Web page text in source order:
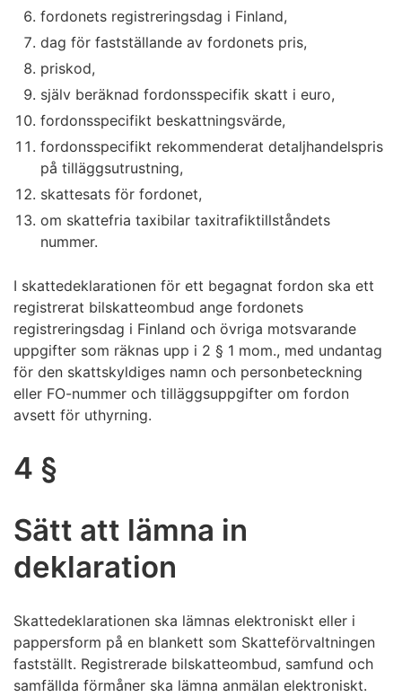
fordonets registreringsdag i Finland,
dag för fastställande av fordonets pris,
priskod,
själv beräknad fordonsspecifik skatt i euro,
fordonsspecifikt beskattningsvärde,
fordonsspecifikt rekommenderat detaljhandelspris
på tilläggsutrustning,
skattesats för fordonet,
om skattefria taxibilar taxitrafiktillståndets
nummer.
I skattedeklarationen för ett begagnat fordon ska ett
registrerat bilskatteombud ange fordonets
registreringsdag i Finland och övriga motsvarande
uppgifter som räknas upp i 2 § 1 mom., med undantag
för den skattskyldiges namn och personbeteckning
eller FO-nummer och tilläggsuppgifter om fordon
avsett för uthyrning.
4 §
Sätt att lämna in
deklaration
Skattedeklarationen ska lämnas elektroniskt eller i
pappersform på en blankett som Skatteförvaltningen
fastställt. Registrerade bilskatteombud, samfund och
samfällda förmåner ska lämna anmälan elektroniskt.